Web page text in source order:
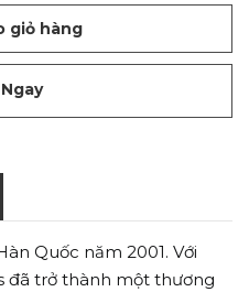
giỏ hàng
Quốc năm 2001. Với
đã trở thành một thương